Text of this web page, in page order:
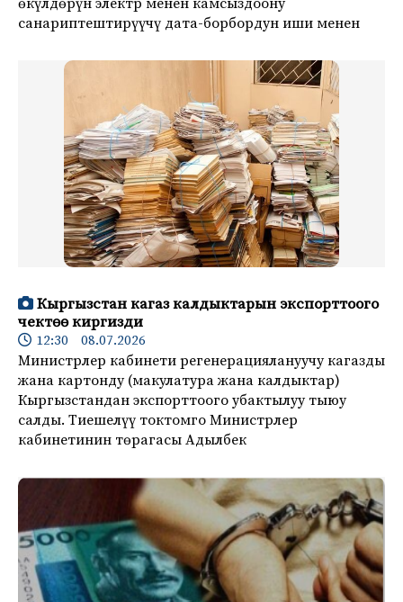
өкүлдөрүн электр менен камсыздоону
санариптештирүүчү дата-борбордун иши менен
Кыргызстан кагаз калдыктарын экспорттоого
чектөө киргизди
12:30 08.07.2026
Министрлер кабинети регенерациялануучу кагазды
жана картонду (макулатура жана калдыктар)
Кыргызстандан экспорттоого убактылуу тыюу
салды. Тиешелүү токтомго Министрлер
кабинетинин төрагасы Адылбек